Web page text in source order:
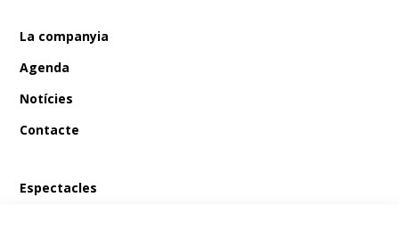
La companyia
Agenda
Notícies
Contacte
Espectacles